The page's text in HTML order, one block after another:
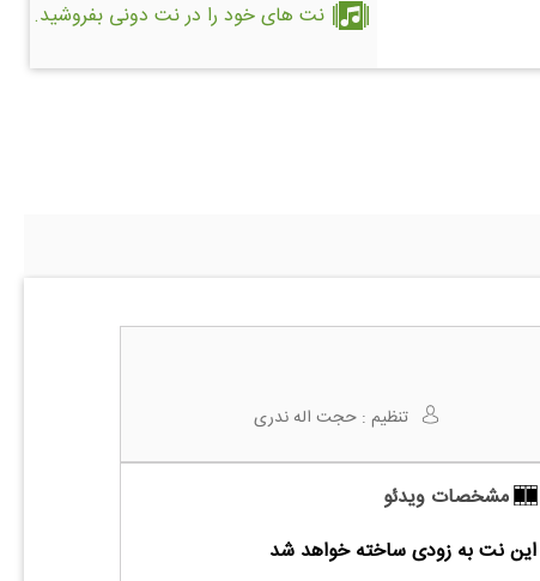
نت های خود را در نت دونی بفروشید.
تنظیم :حجت اله ندری
مشخصات ویدئو
نت به زودی ساخته خواهد شد